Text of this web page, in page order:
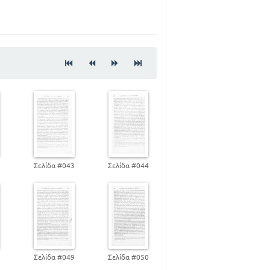
27
29
31
32
33
39
44
49
56
Σελίδα #043 Σελίδα #044
Σελίδα #049 Σελίδα #050